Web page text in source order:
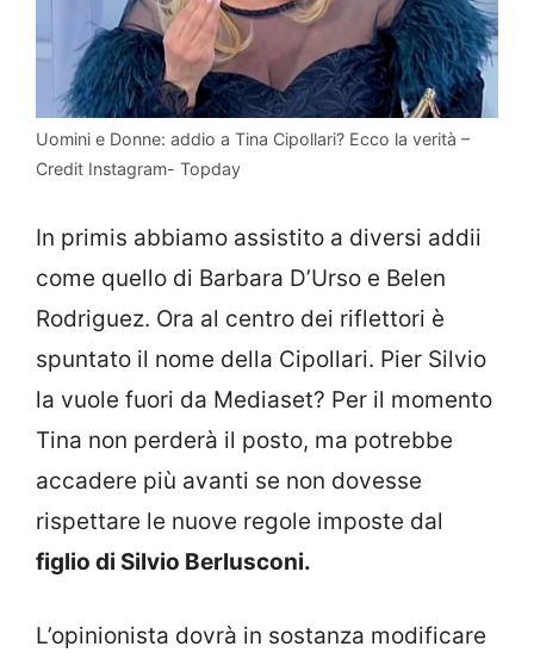
Uomini e Donne: addio a Tina Cipollari? Ecco la verità –
Credit Instagram- Topday
In primis abbiamo assistito a diversi addii
come quello di Barbara D’Urso e Belen
Rodriguez. Ora al centro dei riflettori è
spuntato il nome della Cipollari. Pier Silvio
la vuole fuori da Mediaset? Per il momento
Tina non perderà il posto, ma potrebbe
accadere più avanti se non dovesse
rispettare le nuove regole imposte dal
figlio di Silvio Berlusconi.
L’opinionista dovrà in sostanza modificare